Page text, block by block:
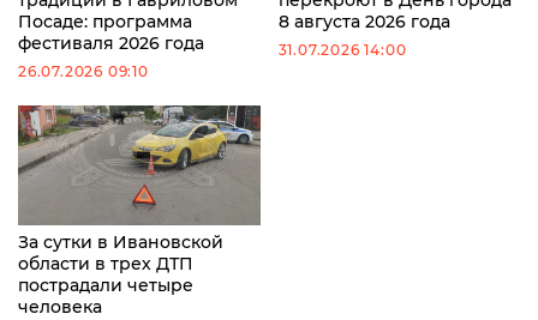
Посаде: программа
фестиваля 2026 года
26.07.2026 09:10
8 августа 2026 года
31.07.2026 14:00
За сутки в Ивановской
области в трех ДТП
пострадали четыре
человека